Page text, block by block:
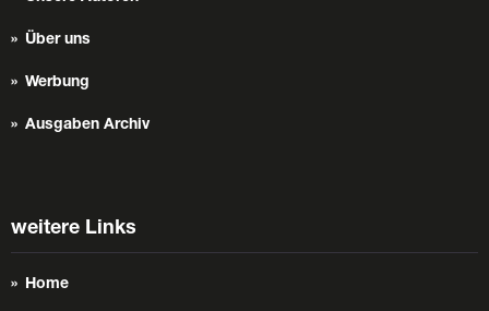
Über uns
Werbung
Ausgaben Archiv
weitere Links
Home